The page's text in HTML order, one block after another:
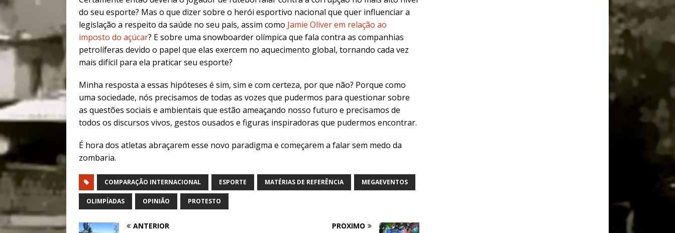
do seu esporte? Mas o que dizer sobre o herói esportivo nacional que quer influenciar a
legislação a respeito da saúde no seu país, assim como Jamie Oliver em relação ao
imposto do açúcar? E sobre uma snowboarder olímpica que fala contra as companhias
petrolíferas devido o papel que elas exercem no aquecimento global, tornando cada vez
mais difícil para ela praticar seu esporte?
Minha resposta a essas hipóteses é sim, sim e com certeza, por que não? Porque como
uma sociedade, nós precisamos de todas as vozes que pudermos para questionar sobre
as questões sociais e ambientais que estão ameaçando nosso futuro e precisamos de
todos os discursos vivos, gestos ousados e figuras inspiradoras que pudermos encontrar.
É hora dos atletas abraçarem esse novo paradigma e começarem a falar sem medo da
zombaria.
COMPARAÇÃO INTERNACIONAL ESPORTE MATÉRIAS DE REFERÊNCIA MEGAEVENTOS
OLIMPÍADAS OPINIÃO PROTESTO
ANTERIOR PRÓXIMO